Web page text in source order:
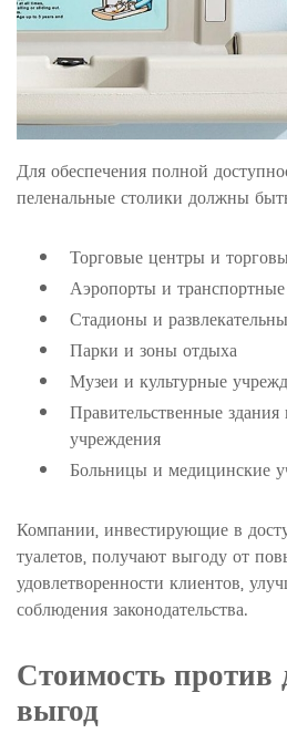
Для обеспечения полной
пеленальные столики должны
Торговые центры и
Аэропорты и
Стадионы и
Парки и зоны отдыха
Музеи и культурные
Правительственные
учреждения
Больницы и медицинские
Компании, инвестирующие в
туалетов, получают выгоду от
удовлетворенности клиентов,
соблюдения законодательства.
Стоимость против
выгод